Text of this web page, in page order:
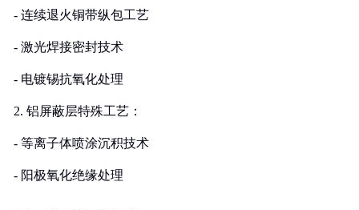
- 连续退火铜带纵包工艺
- 激光焊接密封技术
- 电镀锡抗氧化处理
2. 铝屏蔽层特殊工艺：
- 等离子体喷涂沉积技术
- 阳极氧化绝缘处理